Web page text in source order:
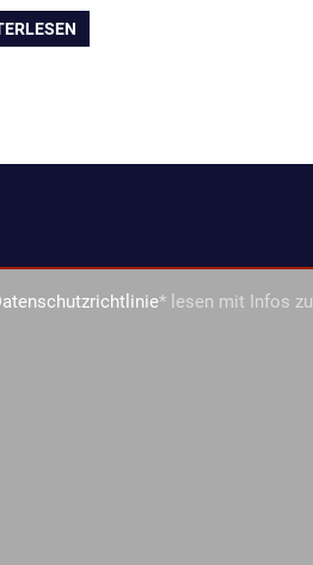
* lesen mit Infos zu